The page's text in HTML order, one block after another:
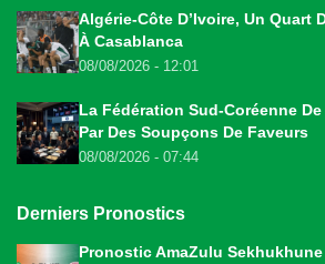
Algérie-Côte D’Ivoire, Un Quart
À Casablanca
08/08/2026 - 12:01
La Fédération Sud-Coréenne
Par Des Soupçons De Faveurs
08/08/2026 - 07:44
Derniers Pronostics
Pronostic AmaZulu